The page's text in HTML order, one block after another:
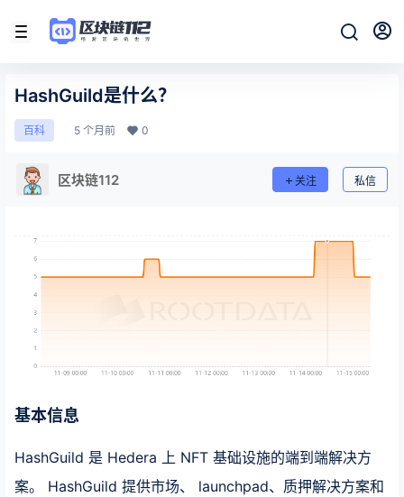
HashGuild是什么？
百科 5 个月前 0
区块链112 关注 私信
基本信息
HashGuild 是 Hedera 上 NFT 基础设施的端到端解决方
案。 HashGuild 提供市场、 launchpad、质押解决方案和